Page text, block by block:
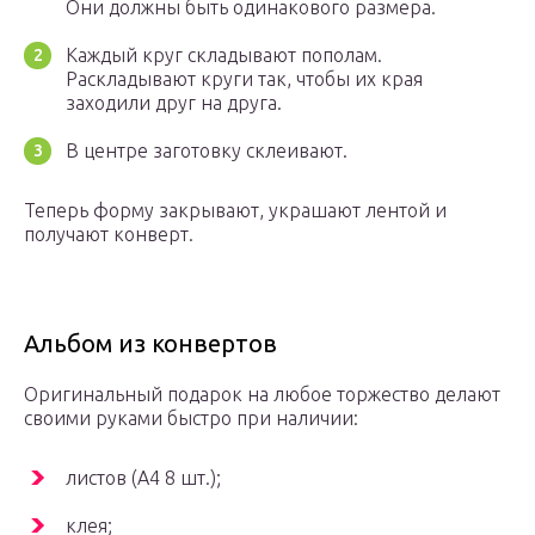
Они должны быть одинакового размера.
Каждый круг складывают пополам.
Раскладывают круги так, чтобы их края
заходили друг на друга.
В центре заготовку склеивают.
Теперь форму закрывают, украшают лентой и
получают конверт.
Альбом из конвертов
Оригинальный подарок на любое торжество делают
своими руками быстро при наличии:
листов (А4 8 шт.);
клея;